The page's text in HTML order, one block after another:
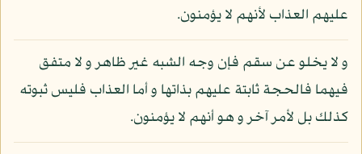
عليهم العذاب لأنهم لا يؤمنون.
و لا يخلو عن سقم فإن وجه الشبه غير ظاهر و لا متفق
فيهما فالحجة ثابتة عليهم بذاتها و أما العذاب فليس ثبوته
كذلك بل لأمر آخر و هو أنهم لا يؤمنون.